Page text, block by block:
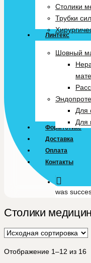
Столики
Трубки
Линтекс
Шовный
Для
Для
Формтотикс
Доставка
Оплата
Контакты
was
Столики
Отображение 1–12 из 16